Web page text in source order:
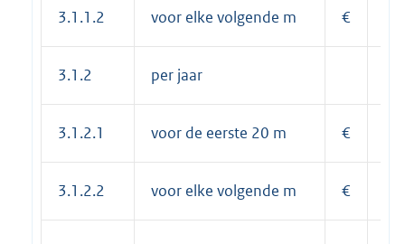
3.1.1.2 voor elke volgende m €
3.1.2 per jaar
3.1.2.1 voor de eerste 20 m €
3.1.2.2 voor elke volgende m €